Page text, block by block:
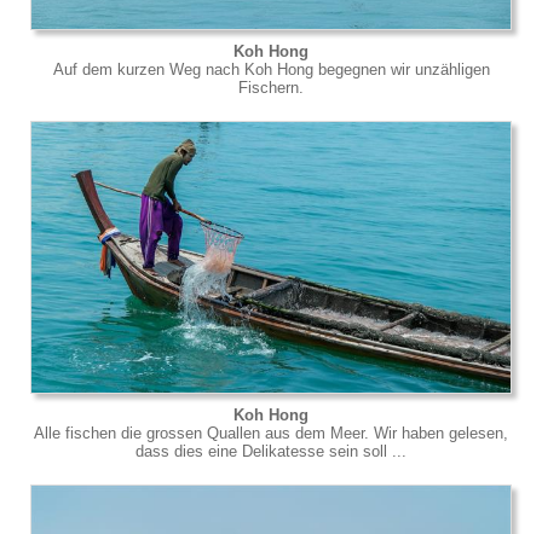
Koh Hong
Auf dem kurzen Weg nach Koh Hong begegnen wir unzähligen
Fischern.
Koh Hong
Alle fischen die grossen Quallen aus dem Meer. Wir haben gelesen,
dass dies eine Delikatesse sein soll ...